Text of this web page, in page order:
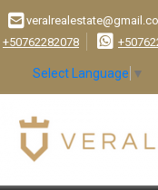
+50762282078
Select Language ▼